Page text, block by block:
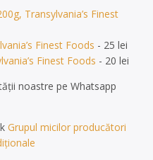
Transylvania’s Finest
Finest Foods - 25 lei
Finest Foods - 20 lei
noastre pe Whatsapp
Grupul micilor producători